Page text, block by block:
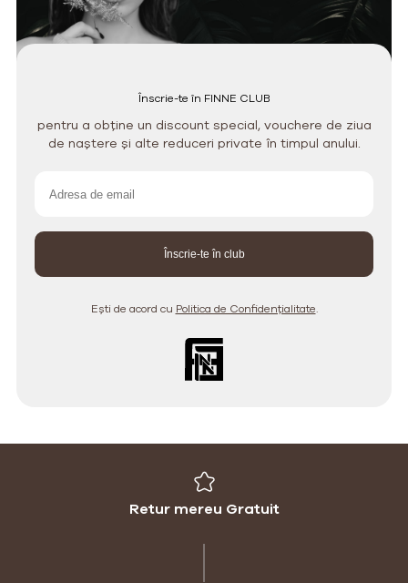
Înscrie-te în FINNE CLUB
pentru a obține un discount special, vouchere de ziua
de naștere și alte reduceri private în timpul anului.
Ești de acord cu Politica de Confidențialitate.
Retur mereu Gratuit